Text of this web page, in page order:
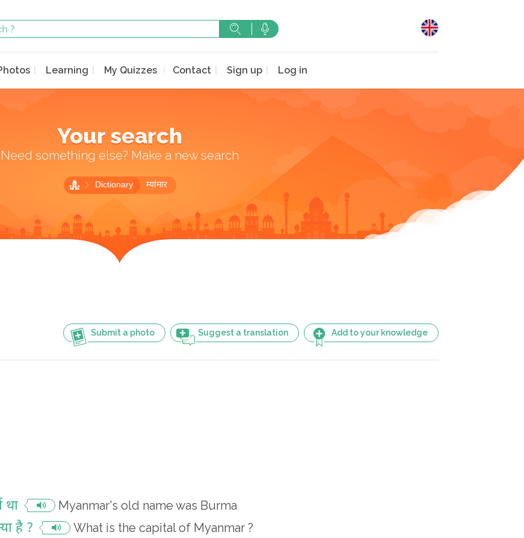
Learning My Quizzes Contact Sign up Log in
Your search
Need something else? Make a new search
Dictionary म्यांमार
Submit a photo Suggest a translation Add to your knowledge
था Myanmar's old name was Burma
है ? What is the capital of Myanmar ?